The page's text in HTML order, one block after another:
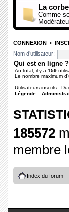
La
Comme
CONNEXION •
Nom d’utilisateur:
Qui est en ligne ?
Au total, il y a 159
Le nombre maximum
Utilisateurs inscrits :
Légende ::
185572
membre
Index du forum